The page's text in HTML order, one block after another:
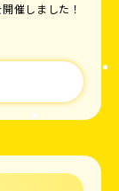
催しました！